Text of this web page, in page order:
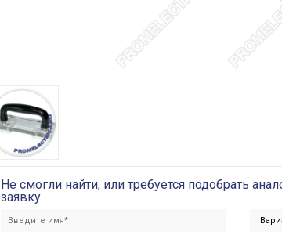
Не смогли найти, или требуется подобрать
заявку